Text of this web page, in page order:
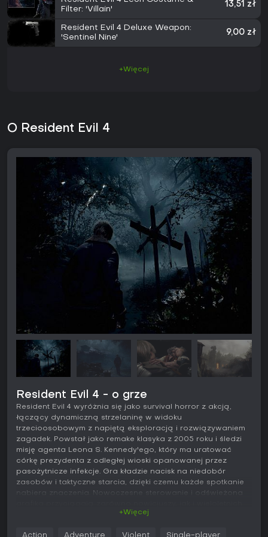
Filter: 'Villain'
13,51 zł
Resident Evil 4 Deluxe Weapon:
'Sentinel Nine'
9,00 zł
+Więcej
O Resident Evil 4
Resident Evil 4 - o grze
Resident Evil 4 wyróżnia się jako survival horror z akcją,
łączący dynamiczną strzelaninę w widoku
trzecioosobowym z napiętą eksploracją i rozwiązywaniem
zagadek. Powstał jako remake klasyka z 2005 roku i śledzi
misję agenta Leona S. Kennedy'ego, który ma uratować
córkę prezydenta z odległej wioski opanowanej przez
pasożytnicze infekcje. Gra kładzie nacisk na niedobór
zasobów i taktyczne starcia, dzięki czemu każde spotkanie
nabiera znaczenia. Nowoczesne sterowanie i odświeżona
fanów serii pragnących wciągającej gry single-player.
Gierkowość
+Więcej